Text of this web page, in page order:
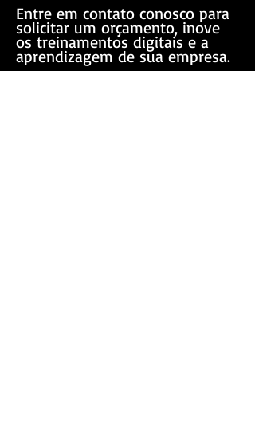
Entre em contato conosco para
solicitar um orçamento, inove
os treinamentos digitais e a
aprendizagem de sua empresa.